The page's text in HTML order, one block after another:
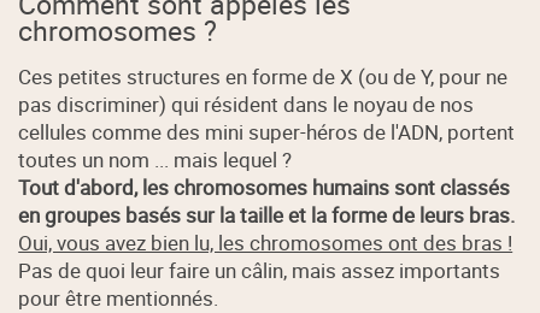
chromosomes ?
Ces petites structures en forme de X (ou de Y, pour ne
pas discriminer) qui résident dans le noyau de nos
cellules comme des mini super-héros de l'ADN, portent
toutes un nom ... mais lequel ?
Tout d'abord, les chromosomes humains sont classés
en groupes basés sur la taille et la forme de leurs bras.
Oui, vous avez bien lu, les chromosomes ont des bras !
Pas de quoi leur faire un câlin, mais assez importants
pour être mentionnés.